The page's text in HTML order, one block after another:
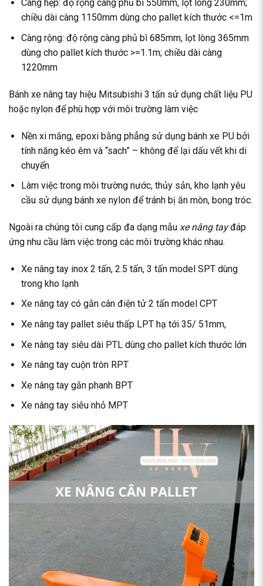
Càng hẹp: độ rộng càng phủ bì 550mm, lọt lòng 230mm;
chiều dài càng 1150mm dùng cho pallet kích thước <=1m
Càng rộng: độ rộng càng phủ bì 685mm, lọt lòng 365mm
dùng cho pallet kích thước >=1.1m; chiều dài càng
1220mm
Bánh xe nâng tay hiệu Mitsubishi 3 tấn sử dụng chất liệu PU
hoặc nylon để phù hợp với môi trường làm việc
Nền xi măng, epoxi bằng phẳng sử dụng bánh xe PU bởi
tính năng kéo êm và “sach” – không để lại dấu vết khi di
chuyển
Làm việc trong môi trường nước, thủy sản, kho lạnh yêu
cầu sử dụng bánh xe nylon để tránh bị ăn mòn, bong tróc.
Ngoài ra chúng tôi cung cấp đa dạng mẫu xe nâng tayđáp
ứng nhu cầu làm việc trong các môi trường khác nhau.
Xe nâng tay inox 2 tấn, 2.5 tấn, 3 tấn model SPT dùng
trong kho lạnh
Xe nâng tay có gắn cân điện tử 2 tấn model CPT
Xe nâng tay pallet siêu thấp LPT hạ tới 35/ 51mm,
Xe nâng tay siêu dài PTL dùng cho pallet kích thước lớn
Xe nâng tay cuộn tròn RPT
Xe nâng tay gắn phanh BPT
Xe nâng tay siêu nhỏ MPT